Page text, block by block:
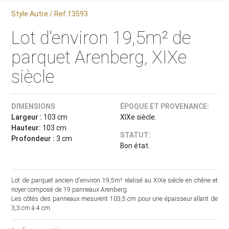
Style Autre / Ref.13593
Lot d'environ 19,5m² de
parquet Arenberg, XIXe
siècle
DIMENSIONS
Largeur : 103 cm
Hauteur: 103 cm
Profondeur : 3 cm
ÉPOQUE ET PROVENANCE:
XIXe siècle.
STATUT:
Bon état.
Lot de parquet ancien d'environ 19,5m² réalisé au XIXe siècle en chêne et
noyer composé de 19 panneaux Arenberg.
Les côtés des panneaux mesurent 103,5 cm pour une épaisseur allant de
3,3 cm à 4 cm.